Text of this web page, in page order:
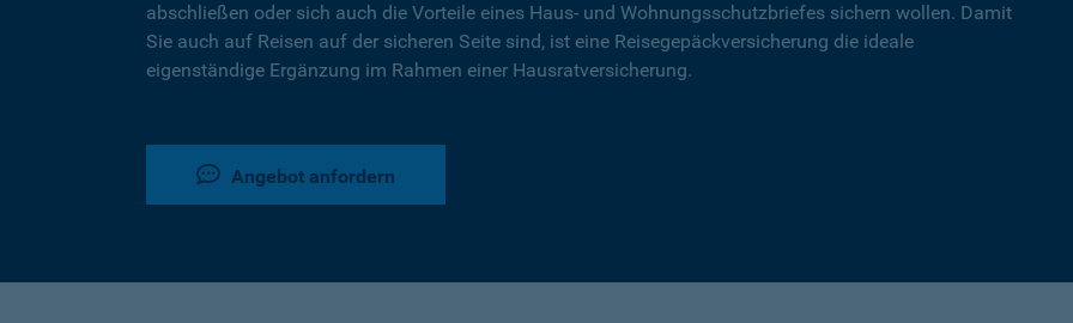
abschließen oder sich auch die Vorteile eines Haus- und Wohnungsschutzbriefes sichern wollen. Damit
Sie auch auf Reisen auf der sicheren Seite sind, ist eine Reisegepäckversicherung die ideale
eigenständige Ergänzung im Rahmen einer Hausratversicherung.
Angebot anfordern